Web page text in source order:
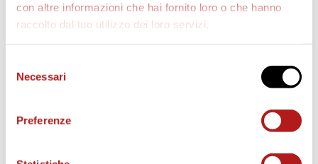
con altre informazioni che hai fornito loro o che hanno
raccolto dal tuo utilizzo dei loro servizi.
delNecessari
Preferenze
AS CITTADELLA STORE